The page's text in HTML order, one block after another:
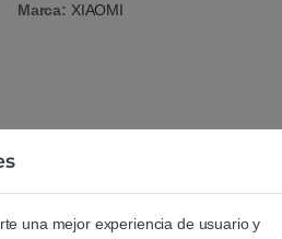
Marca: XIAOMI
una mejor experiencia de usuario y